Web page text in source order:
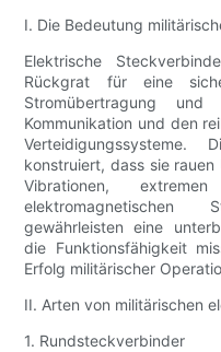
I. Die Bedeutung
Elektrische
Rückgrat für eine
Stromübertragung
Kommunikation und den
konstruiert, dass sie
Vibrationen,
elektromagnetischen
gewährleisten eine
die Funktionsfähigkeit
Erfolg militärischer
II. Arten von militärischen
1. Rundsteckverbinder